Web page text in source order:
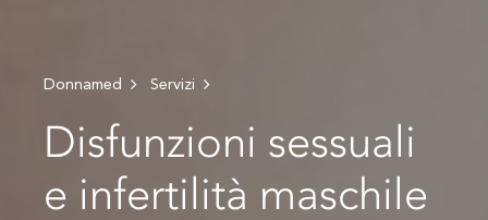
Donnamed Servizi
Disfunzioni sessuali
e infertilità maschile